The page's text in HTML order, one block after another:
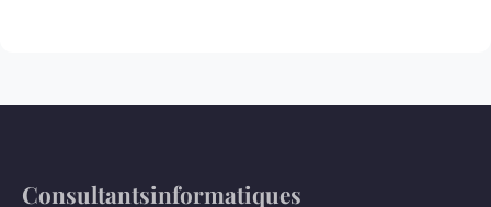
Consultantsinformatiques